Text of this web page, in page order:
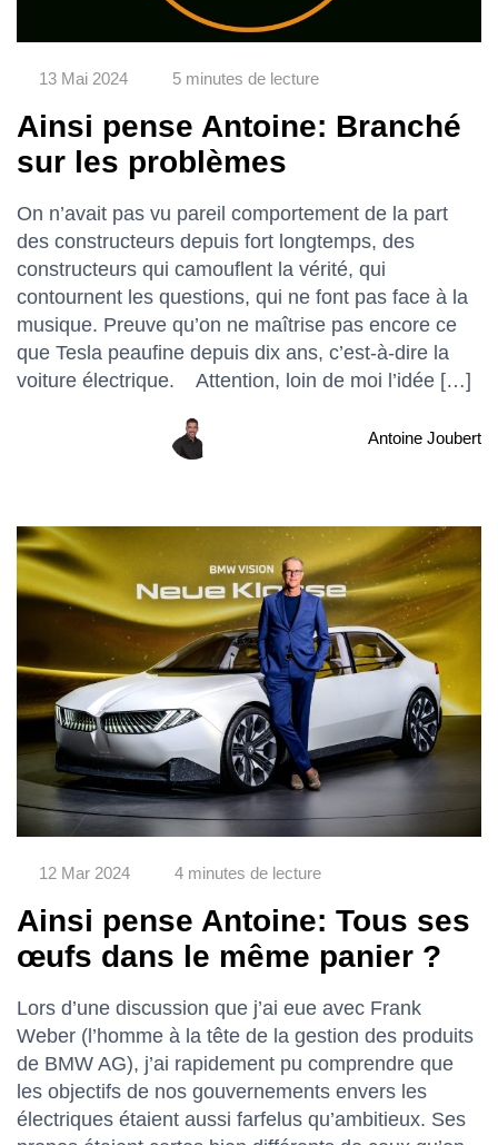
13 Mai 2024 5 minutes de lecture
Ainsi pense Antoine: Branché
sur les problèmes
On n’avait pas vu pareil comportement de la part
des constructeurs depuis fort longtemps, des
constructeurs qui camouflent la vérité, qui
contournent les questions, qui ne font pas face à la
musique. Preuve qu’on ne maîtrise pas encore ce
que Tesla peaufine depuis dix ans, c’est-à-dire la
voiture électrique. Attention, loin de moi l’idée […]
Antoine Joubert
12 Mar 2024 4 minutes de lecture
Ainsi pense Antoine: Tous ses
œufs dans le même panier ?
Lors d’une discussion que j’ai eue avec Frank
Weber (l’homme à la tête de la gestion des produits
de BMW AG), j’ai rapidement pu comprendre que
les objectifs de nos gouvernements envers les
électriques étaient aussi farfelus qu’ambitieux. Ses